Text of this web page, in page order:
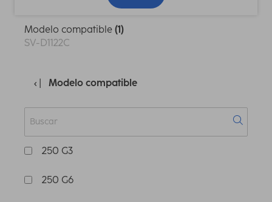
Modelo compatible (1)
SV-D1122C
Modelo compatible
250 G3
250 G6